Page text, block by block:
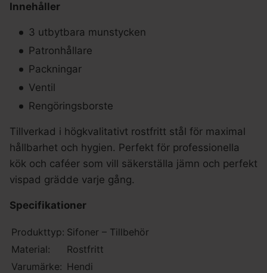
Innehåller
3 utbytbara munstycken
Patronhållare
Packningar
Ventil
Rengöringsborste
Tillverkad i högkvalitativt rostfritt stål för maximal
hållbarhet och hygien. Perfekt för professionella
kök och caféer som vill säkerställa jämn och perfekt
vispad grädde varje gång.
Specifikationer
Produkttyp: Sifoner – Tillbehör
Material:
Rostfritt
Varumärke: Hendi